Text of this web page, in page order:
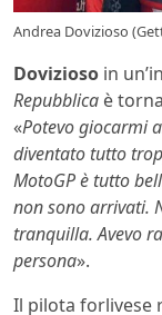
Andrea Dovizioso
Dovizioso in
Repubblica è
«Potevo giocarmi
diventato tutto
MotoGP è tutto
non sono arrivati.
tranquilla. Avevo
persona».
Il pilota forlivese